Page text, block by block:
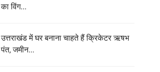
का विंग...
उत्तराखंड में घर बनाना चाहते हैं क्रिकेटर ऋषभ
पंत, जमीन...